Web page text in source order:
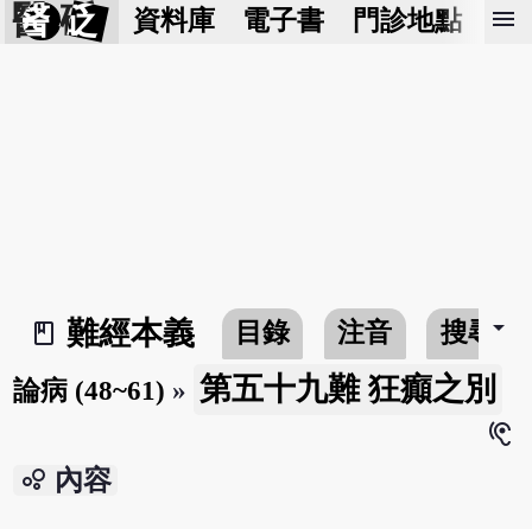
醫 砭 資料庫 電子書 門診地點 預
menu
book_2
難經本義 目錄 注音 搜尋arrow_drop_down
論病 (48~61) » 第五十九難 狂癲之別
hearing
bubble_chart 內容